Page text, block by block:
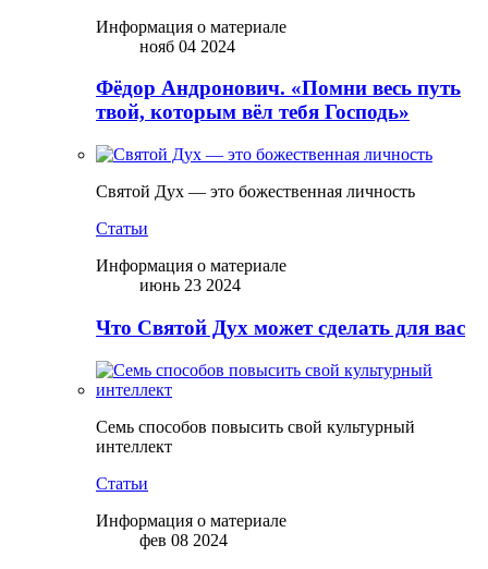
Информация о материале
нояб 04 2024
Фёдор Андронович. «Помни весь путь
твой, которым вёл тебя Господь»
Святой Дух — это божественная личность
Статьи
Информация о материале
июнь 23 2024
Что Святой Дух может сделать для вас
Семь способов повысить свой культурный
интеллект
Статьи
Информация о материале
фев 08 2024